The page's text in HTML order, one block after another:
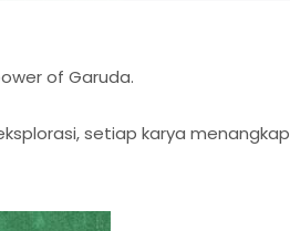
of Garuda.
setiap karya menangkap